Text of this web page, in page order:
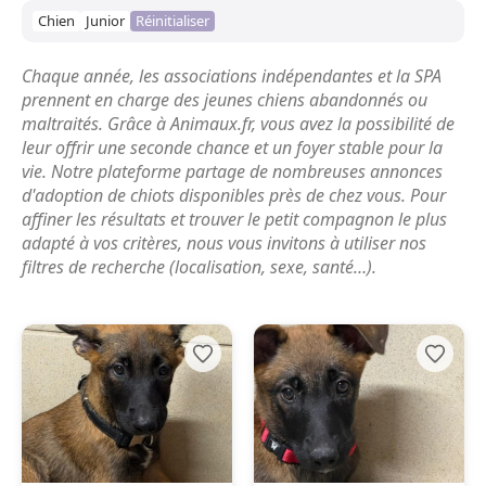
Chien Junior Réinitialiser
Chaque année, les associations indépendantes et la SPA
prennent en charge des jeunes chiens abandonnés ou
maltraités. Grâce à Animaux.fr, vous avez la possibilité de
leur offrir une seconde chance et un foyer stable pour la
vie. Notre plateforme partage de nombreuses annonces
d'adoption de chiots disponibles près de chez vous. Pour
affiner les résultats et trouver le petit compagnon le plus
adapté à vos critères, nous vous invitons à utiliser nos
filtres de recherche (localisation, sexe, santé…).